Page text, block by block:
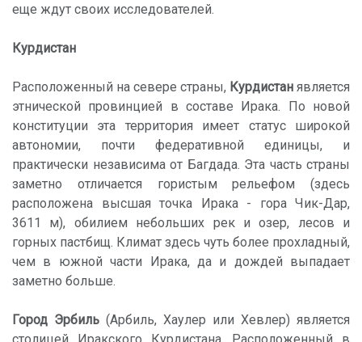
еще ждут своих исследователей.
Курдистан
Расположенный на севере страны, Курдистан является
этнической провинцией в составе Ирака. По новой
конституции эта территория имеет статус широкой
автономии, почти федеративной единицы, и
практически независима от Багдада. Эта часть страны
заметно отличается гористым рельефом (здесь
расположена высшая точка Ирака - гора Чик-Дар,
3611 м), обилием небольших рек и озер, лесов и
горных пастбищ. Климат здесь чуть более прохладный,
чем в южной части Ирака, да и дождей выпадает
заметно больше.
Город Эрбиль (Арбиль, Хаулер или Хевлер) является